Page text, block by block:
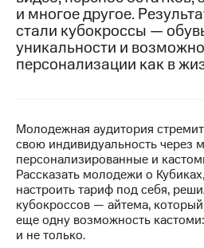
Контакты
Пригласить
спикера
управление
Корпоративный
секретарь
Раскрытие
информации
Информация
акционерам
и многое другое.
стали кубокроссы —
уникальности и
персонализации как в
Молодежная аудитория
свою индивидуальность через
персонализированные и
Рассказать молодежи о
настроить тариф под себя,
кубокроссов — айтема,
еще одну возможность
и не только.